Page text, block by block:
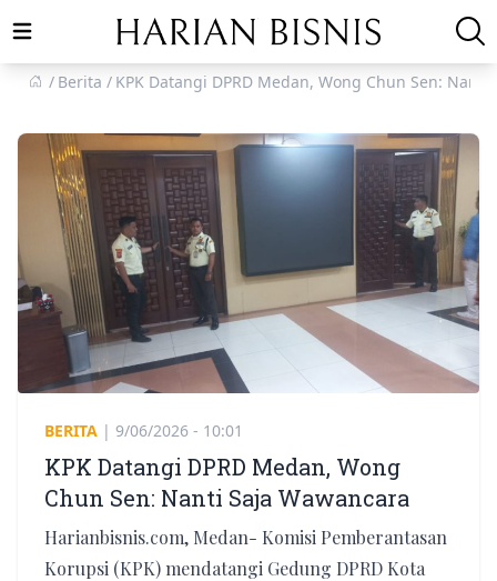
Open main menu
Berita
KPK Datangi DPRD Medan, Wong Chun Sen: Nanti
BERITA | 9/06/2026 - 10:01
KPK Datangi DPRD Medan, Wong
Chun Sen: Nanti Saja Wawancara
Harianbisnis.com, Medan- Komisi Pemberantasan
Korupsi (KPK) mendatangi Gedung DPRD Kota